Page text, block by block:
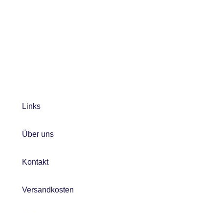
Links
Über uns
Kontakt
Versandkosten